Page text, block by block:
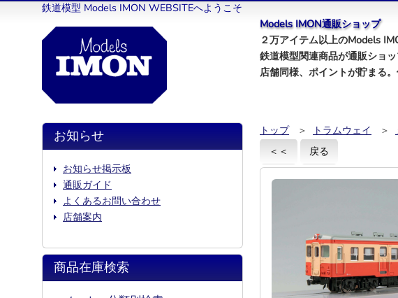
鉄道模型 Models IMON WEBSITEへようこそ
Models IMON通販ショップ
２万アイテム以上のModels
鉄道模型関連商品が通販ショッ
店舗同様、ポイントが貯まる。
トップ ＞ トラムウェイ ＞
＜＜
戻る
お知らせ
お知らせ掲示板
通販ガイド
よくあるお問い合わせ
店舗案内
商品在庫検索